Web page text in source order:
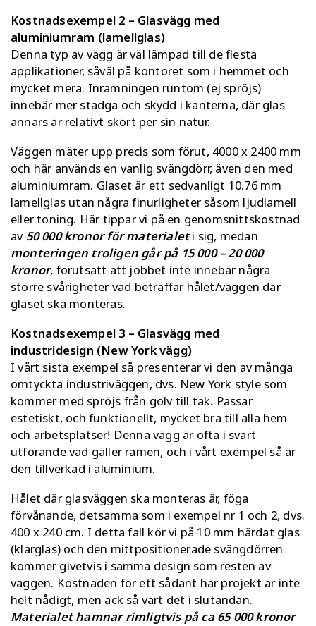
Kostnadsexempel 2 – Glasvägg med
aluminiumram (lamellglas)
Denna typ av vägg är väl lämpad till de flesta
applikationer, såväl på kontoret som i hemmet och
mycket mera. Inramningen runtom (ej spröjs)
innebär mer stadga och skydd i kanterna, där glas
annars är relativt skört per sin natur.
Väggen mäter upp precis som förut, 4000 x 2400 mm
och här används en vanlig svängdörr, även den med
aluminiumram. Glaset är ett sedvanligt 10.76 mm
lamellglas utan några finurligheter såsom ljudlamell
eller toning. Här tippar vi på en genomsnittskostnad
av 50 000 kronor för materialeti sig, medan
monteringen troligen går på 15 000 – 20 000
kronor, förutsatt att jobbet inte innebär några
större svårigheter vad beträffar hålet/väggen där
glaset ska monteras.
Kostnadsexempel 3 – Glasvägg med
industridesign (New York vägg)
I vårt sista exempel så presenterar vi den av många
omtyckta industriväggen, dvs. New York style som
kommer med spröjs från golv till tak. Passar
estetiskt, och funktionellt, mycket bra till alla hem
och arbetsplatser! Denna vägg är ofta i svart
utförande vad gäller ramen, och i vårt exempel så är
den tillverkad i aluminium.
Hålet där glasväggen ska monteras är, föga
förvånande, detsamma som i exempel nr 1 och 2, dvs.
400 x 240 cm. I detta fall kör vi på 10 mm härdat glas
(klarglas) och den mittpositionerade svängdörren
kommer givetvis i samma design som resten av
väggen. Kostnaden för ett sådant här projekt är inte
helt nådigt, men ack så värt det i slutändan.
Materialet hamnar rimligtvis på ca 65 000 kronor